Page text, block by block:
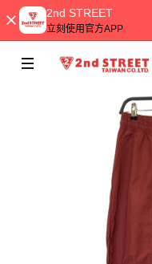
2nd STREET
立刻使用官方APP